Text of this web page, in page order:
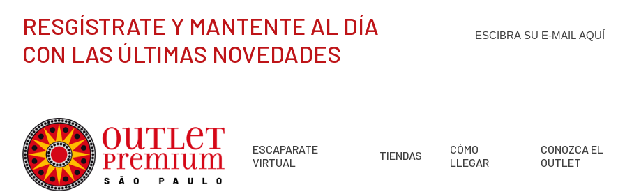
RESGÍSTRATE Y MANTENTE AL DÍA
CON LAS ÚLTIMAS NOVEDADES
ESCAPARATE
VIRTUAL
TIENDAS
CÓMO
LLEGAR
CONOZCA EL
OUTLET